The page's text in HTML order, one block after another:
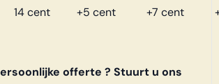
14 cent +5 cent +7 cent
offerte ? Stuurt u ons